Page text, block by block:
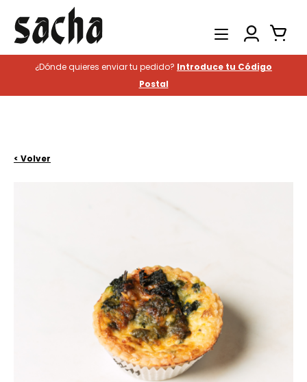
Productos
Catering
¿Dónde quieres enviar tu pedido? Introduce tu Código
Postal
< Volver